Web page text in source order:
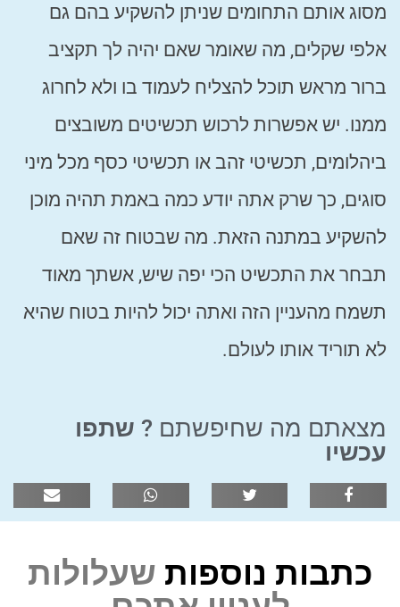
מסוג אותם התחומים שניתן להשקיע בהם גם
אלפי שקלים, מה שאומר שאם יהיה לך תקציב
ברור מראש תוכל להצליח לעמוד בו ולא לחרוג
ממנו. יש אפשרות לרכוש תכשיטים משובצים
ביהלומים, תכשיטי זהב או תכשיטי כסף מכל מיני
סוגים, כך שרק אתה יודע כמה באמת תהיה מוכן
להשקיע במתנה הזאת. מה שבטוח זה שאם
תבחר את התכשיט הכי יפה שיש, אשתך מאוד
תשמח מהעניין הזה ואתה יכול להיות בטוח שהיא
לא תוריד אותו לעולם.
מצאתם מה שחיפשתם ? שתפו
עכשיו
כתבות נוספות שעלולות